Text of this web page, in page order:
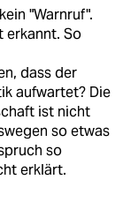
"Warnruf".
erkannt. So
dass der
aufwartet? Die
ist nicht
so etwas
so
erklärt.